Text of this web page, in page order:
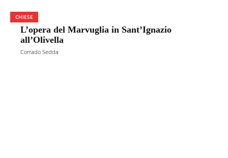
CHIESE
L’opera del Marvuglia in Sant’Ignazio
all’Olivella
Corrado Sedda